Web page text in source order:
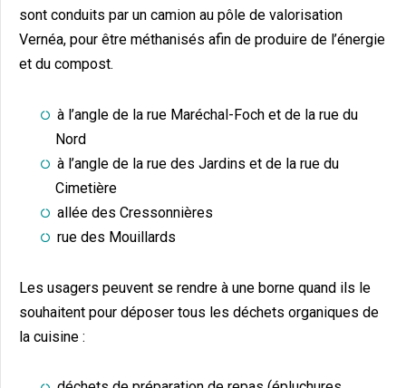
sont conduits par un camion au pôle de valorisation
Vernéa, pour être méthanisés afin de produire de l’énergie
et du compost.
à l’angle de la rue Maréchal-Foch et de la rue du
Nord
à l’angle de la rue des Jardins et de la rue du
Cimetière
allée des Cressonnières
rue des Mouillards
Les usagers peuvent se rendre à une borne quand ils le
souhaitent pour déposer tous les déchets organiques de
la cuisine :